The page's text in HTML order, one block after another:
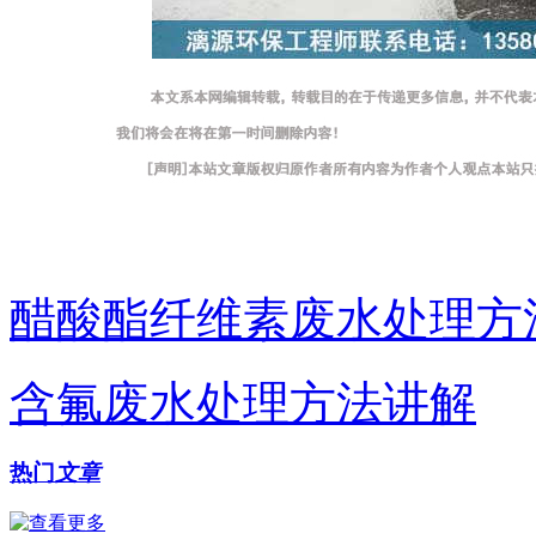
醋酸酯纤维素废水处理方
含氟废水处理方法讲解
热门 文章